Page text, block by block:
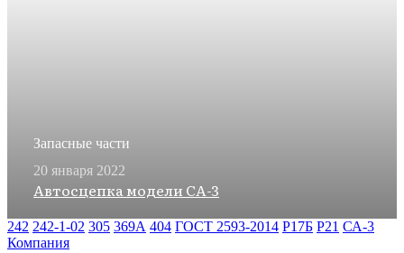
Запасные части
20 января 2022
Автосцепка модели СА-3
242 242-1-02 305 369А 404 ГОСТ 2593-2014 Р17Б Р21 СА-3
Компания